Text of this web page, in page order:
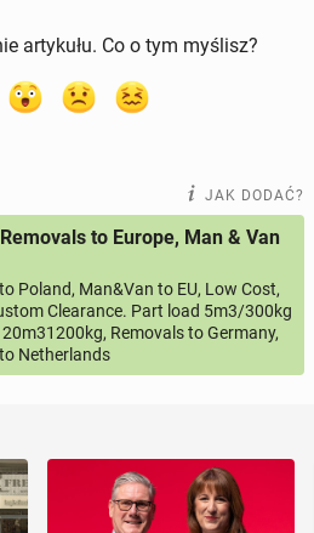
artykułu. Co o tym myślisz?
JAK DODAĆ?
to Europe, Man & Van
Poland, Man&Van to EU, Low Cost,
Clearance. Part load 5m3/300kg
Removals to Germany,
Netherlands